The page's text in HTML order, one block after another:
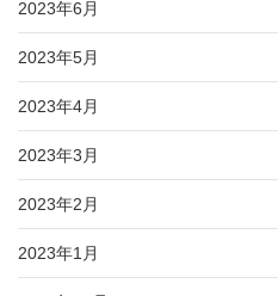
2023年6月
2023年5月
2023年4月
2023年3月
2023年2月
2023年1月